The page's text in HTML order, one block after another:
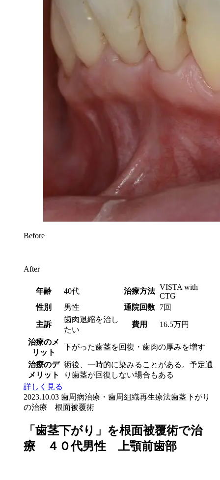
Before
After
年齢 40代 治療方法 VISTA with
CTG
性別
男性 通院回数 7回
主訴
歯肉退縮を治し
たい
費用 16.5万円
治療のメ
リット
下がった歯茎を回復・歯肉の厚みを増す
治療のデ
メリット
術後、一時的に染みることがある。予定通
り歯茎が回復しない場合もある
詳しく見る
2023.10.03 歯周病治療・歯周組織再生療法歯茎下がり
の治療 根面被覆術
「歯茎下がり」を根面被覆術で治
療 ４０代男性 上顎前歯部